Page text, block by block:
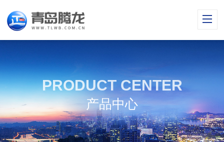
PRODUCT CENTER
产品中心